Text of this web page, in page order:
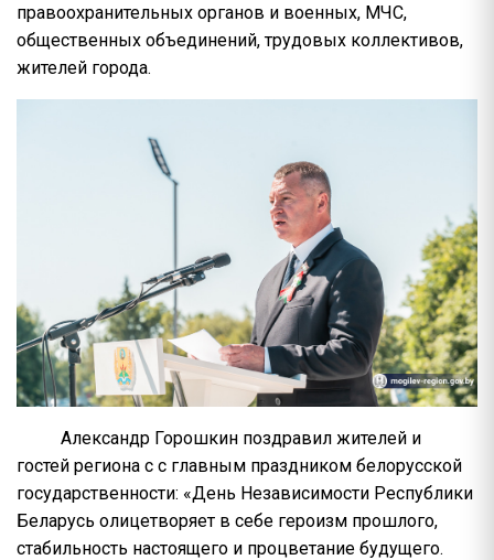
правоохранительных органов и военных, МЧС,
общественных объединений, трудовых коллективов,
жителей города.
Александр Горошкин поздравил жителей и
гостей региона с с главным праздником белорусской
государственности: «День Независимости Республики
Беларусь олицетворяет в себе героизм прошлого,
стабильность настоящего и процветание будущего.